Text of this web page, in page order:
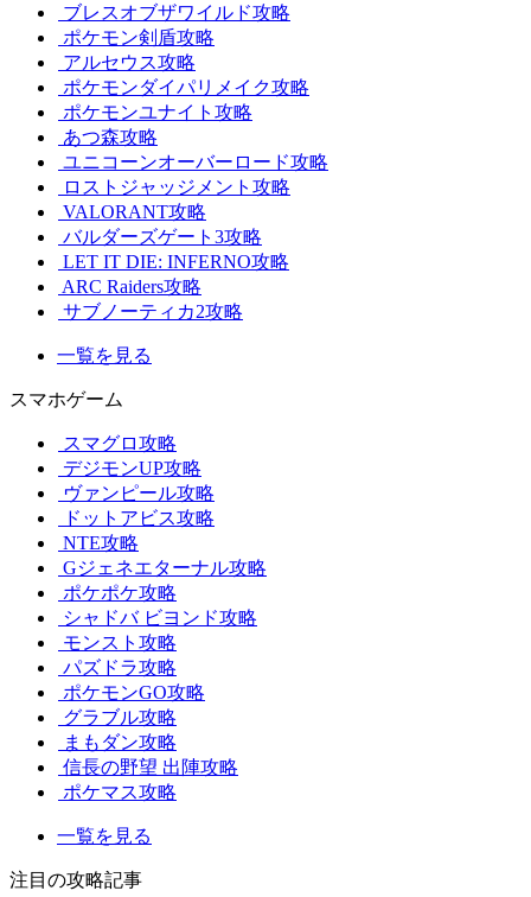
ブレスオブザワイルド攻略
ポケモン剣盾攻略
アルセウス攻略
ポケモンダイパリメイク攻略
ポケモンユナイト攻略
あつ森攻略
ユニコーンオーバーロード攻略
ロストジャッジメント攻略
VALORANT攻略
バルダーズゲート3攻略
LET IT DIE: INFERNO攻略
ARC Raiders攻略
サブノーティカ2攻略
一覧を見る
スマホゲーム
スマグロ攻略
デジモンUP攻略
ヴァンピール攻略
ドットアビス攻略
NTE攻略
Gジェネエターナル攻略
ポケポケ攻略
シャドバ ビヨンド攻略
モンスト攻略
パズドラ攻略
ポケモンGO攻略
グラブル攻略
まもダン攻略
信長の野望 出陣攻略
ポケマス攻略
一覧を見る
注目の攻略記事